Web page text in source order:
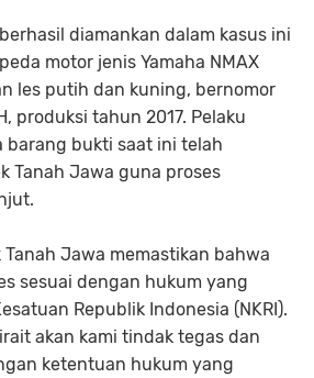
diamankan dalam kasus ini
motor jenis Yamaha NMAX
les putih dan kuning, bernomor
produksi tahun 2017. Pelaku
barang bukti saat ini telah
Tanah Jawa guna proses
Tanah Jawa memastikan bahwa
sesuai dengan hukum yang
Republik Indonesia (NKRI).
akan kami tindak tegas dan
ketentuan hukum yang